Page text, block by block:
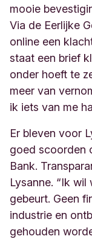
mooie
Via de Eerlijke
online een
staat een brief
onder hoeft te
meer van
ik iets van me
Er bleven voor
goed scoorden
Bank.
Lysanne. “Ik
gebeurt. Geen
industrie en
gehouden